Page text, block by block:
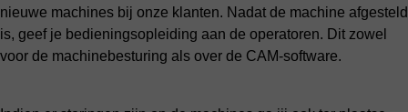
nieuwe machines bij onze klanten. Nadat de machine afgesteld
is, geef je bedieningsopleiding aan de operatoren. Dit zowel
voor de machinebesturing als over de CAM-software.